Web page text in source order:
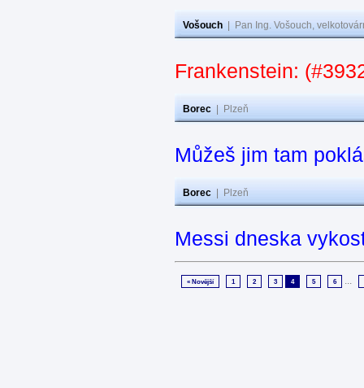
Vošouch Pan Ing. Vošouch,
Frankenstein:
Borec Plzeň
Můžeš jim tam
Borec Plzeň
Messi dneska
« Novější 1 2 3 4 5 6 ...